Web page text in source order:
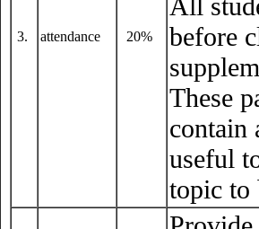
3. attendance 20%
All
before
These
contain
useful
topic to